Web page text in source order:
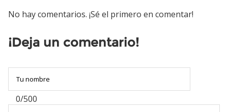
No hay comentarios. ¡Sé el primero en comentar!
¡Deja un comentario!
0/500